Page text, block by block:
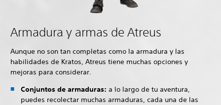
Armadura y armas de Atreus
Aunque no son tan completas como la armadura y las
habilidades de Kratos, Atreus tiene muchas opciones y
mejoras para considerar.
Conjuntos de armaduras: a lo largo de tu aventura,
puedes recolectar muchas armaduras, cada una de las